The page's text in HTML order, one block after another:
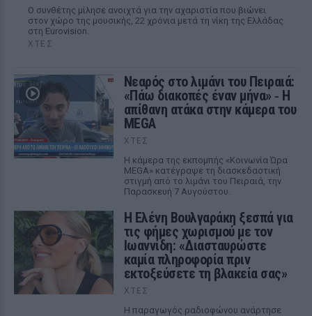
Ο συνθέτης μίλησε ανοιχτά για την αχαριστία που βιώνει
στον χώρο της μουσικής, 22 χρόνια μετά τη νίκη της Ελλάδας
στη Eurovision.
ΧΤΕΣ
Νεαρός στο λιμάνι του Πειραιά:
«Πάω διακοπές έναν μήνα» ‑ Η
απίθανη ατάκα στην κάμερα του
MEGA
ΧΤΕΣ
Η κάμερα της εκπομπής «Κοινωνία Ώρα
MEGA» κατέγραψε τη διασκεδαστική
στιγμή από το λιμάνι του Πειραιά, την
Παρασκευή 7 Αυγούστου.
Η Ελένη Βουλγαράκη ξεσπά για
τις φήμες χωρισμού με τον
Ιωαννίδη: «Διασταυρώστε
καμία πληροφορία πριν
εκτοξεύσετε τη βλακεία σας»
ΧΤΕΣ
Η παραγωγός ραδιοφώνου ανάρτησε